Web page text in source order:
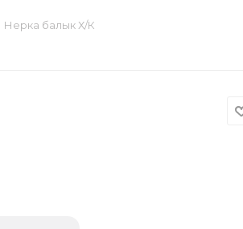
Нерка балык Х/К